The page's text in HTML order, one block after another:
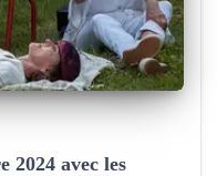
2024 avec les